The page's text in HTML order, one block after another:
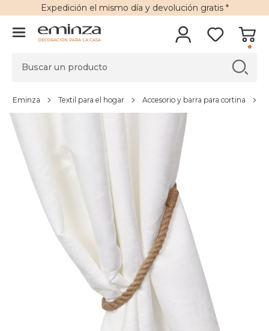
Expedición el mismo día y devolución gratis*
DECORACIÓN PARA LA CASA
Eminza Textil para el hogar Accesorio y barra para cortina